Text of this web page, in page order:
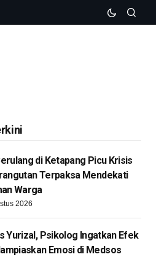
di Ketapang Picu Krisis
Terpaksa Mendekati
Warga
2026
Yurizal, Psikolog Ingatkan Efek
Emosi di Medsos